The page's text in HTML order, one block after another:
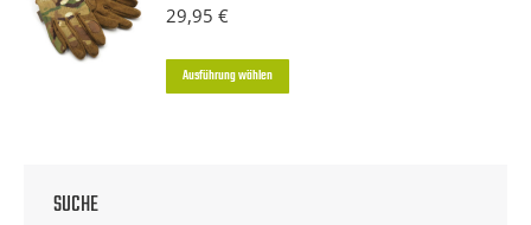
auf.
Die
29,95 €
Ausführung wählen
SUCHE